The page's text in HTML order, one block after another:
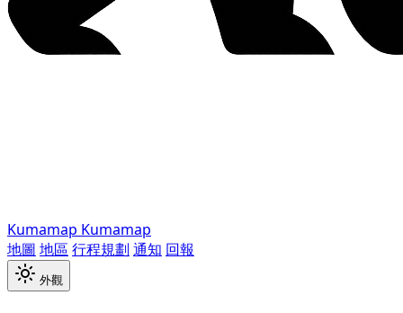
Kumamap Kumamap
地圖 地區 行程規劃 通知 回報
外觀